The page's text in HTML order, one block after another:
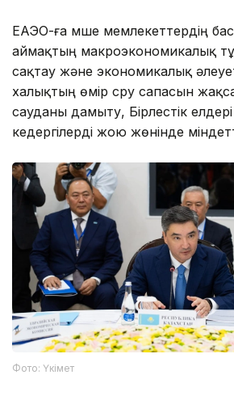
ЕАЭО-ға мүше мемлекеттердің
аймақтың макроэкономикалық
сақтау және экономикалық
халықтың өмір сүру сапасын
сауданы дамыту, Бірлестік
кедергілерді жою жөнінде
Фото: Үкімет